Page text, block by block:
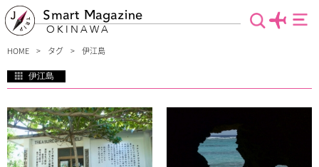
Smart Magazine
OKINAWA
HOME タグ 伊江島
伊江島
る「美ら海水族館」のエレベーターから見える、ピーナッツの形をした島こそ伊江
島なんです。島の特産品もピーナッツで綺麗な海や自然、芸能にと魅力が溢れてい
ます。人気急上昇中の観光地！これから沖縄へ行く方は注目すべきです。